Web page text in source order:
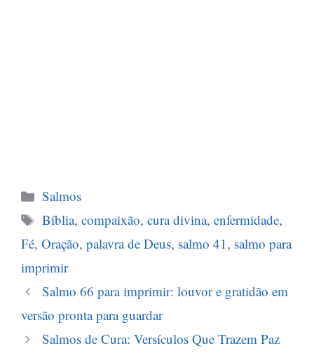
Categorias
Salmos
Tags
Bíblia,compaixão,cura divina,enfermidade,
Fé, Oração, palavra de Deus, salmo 41, salmo para
imprimir
Salmo 66 para imprimir: louvor e gratidão em
versão pronta para guardar
Salmos de Cura: Versículos Que Trazem Paz